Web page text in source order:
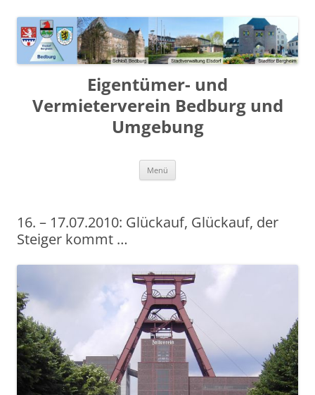
Inhalt
springen
Eigentümer- und
Vermieterverein Bedburg und
Umgebung
Menü
16. – 17.07.2010: Glückauf, Glückauf, der
Steiger kommt …